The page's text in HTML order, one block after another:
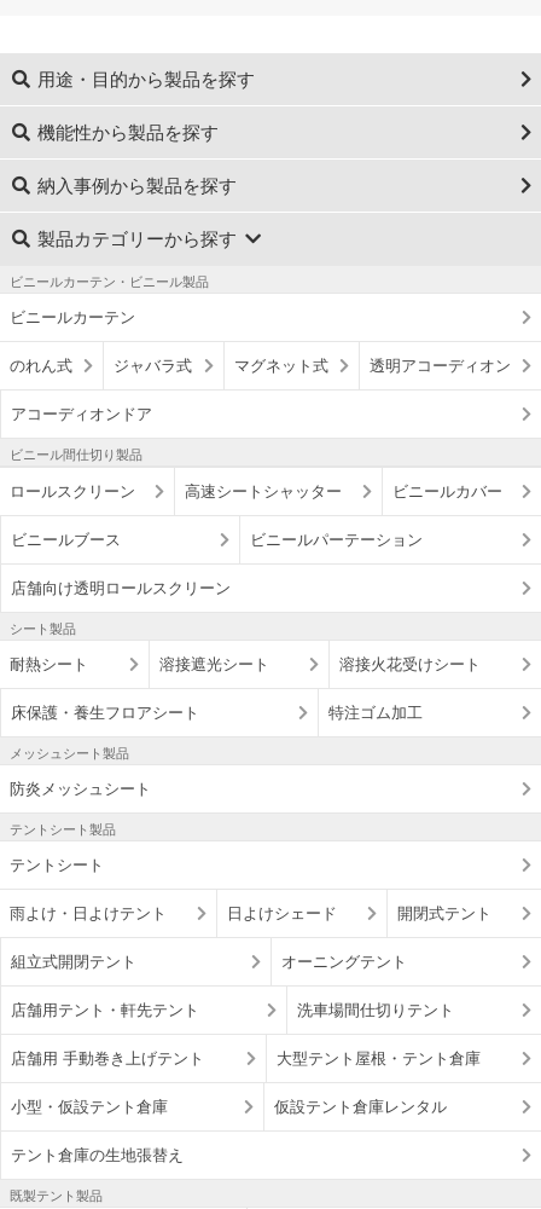
用途・目的から製品を探す
機能性から製品を探す
納入事例から製品を探す
製品カテゴリーから探す
ビニールカーテン・ビニール製品
ビニールカーテン
のれん式 ジャバラ式 マグネット式 透明アコーディオン
アコーディオンドア
ビニール間仕切り製品
ロールスクリーン 高速シートシャッター ビニールカバー
ビニールブース ビニールパーテーション
店舗向け透明ロールスクリーン
シート製品
耐熱シート 溶接遮光シート 溶接火花受けシート
床保護・養生フロアシート 特注ゴム加工
メッシュシート製品
防炎メッシュシート
テントシート製品
テントシート
雨よけ・日よけテント 日よけシェード 開閉式テント
組立式開閉テント オーニングテント
店舗用テント・軒先テント 洗車場間仕切りテント
店舗用 手動巻き上げテント 大型テント屋根・テント倉庫
小型・仮設テント倉庫 仮設テント倉庫レンタル
テント倉庫の生地張替え
既製テント製品